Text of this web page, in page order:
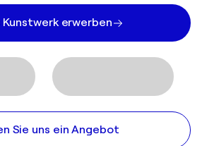
Kunstwerk erwerben
Sie uns ein Angebot